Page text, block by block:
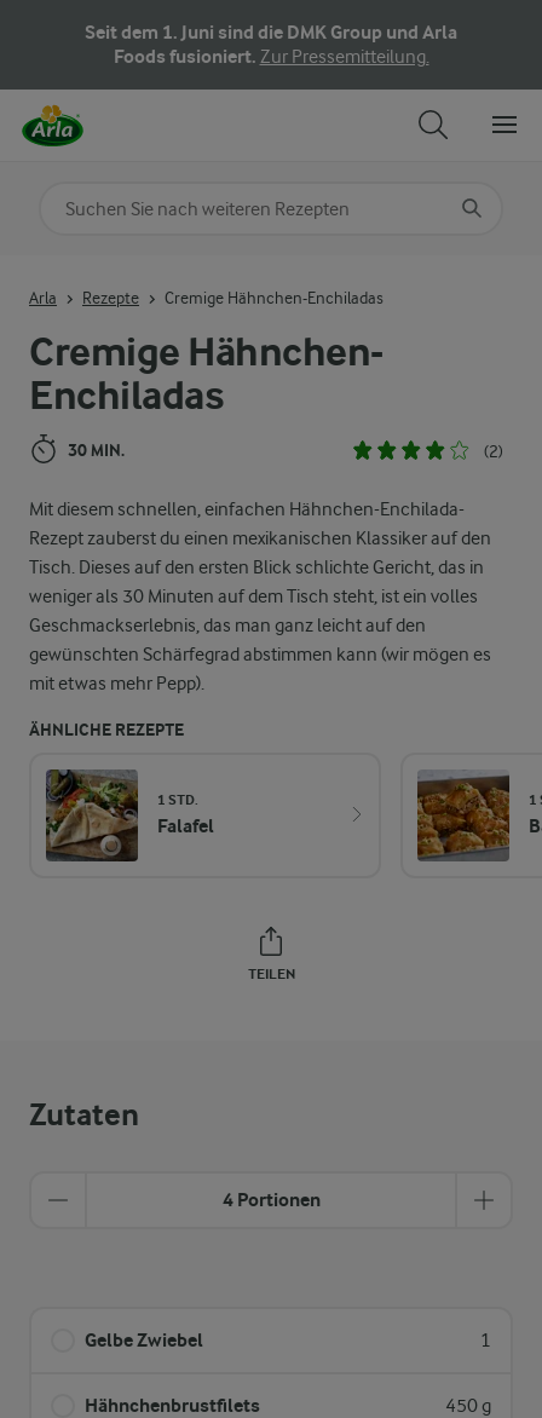
Seit dem 1. Juni sind die DMK Group und Arla
Foods fusioniert. Zur Pressemitteilung.
Cremige Hähnchen-
Enchiladas
30 MIN. (2)
Mit diesem schnellen, einfachen Hähnchen-Enchilada-
Rezept zauberst du einen mexikanischen Klassiker auf den
Tisch. Dieses auf den ersten Blick schlichte Gericht, das in
weniger als 30 Minuten auf dem Tisch steht, ist ein volles
Geschmackserlebnis, das man ganz leicht auf den
gewünschten Schärfegrad abstimmen kann (wir mögen es
mit etwas mehr Pepp).
ÄHNLICHE REZEPTE
1 STD.
Falafel
1
TEILEN
Arla Rezepte Cremige Hähnchen-Enchiladas
Zutaten
4 Portionen
Gelbe Zwiebel 1
Hähnchenbrustfilets 450 g
Nach Kategorie suchen